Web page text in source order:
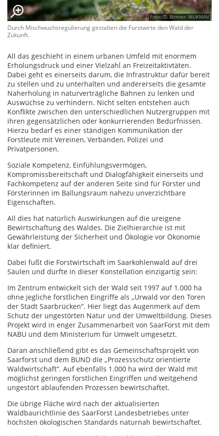
Foto: D. Bittner, MUKMAV
Durch Mischwuchsregulierung gestalten die Forstwirte den Wald der
Zukunft.
All das geschieht in einem urbanen Umfeld mit enormem
Erholungsdruck und einer Vielzahl an Freizeitaktivtäten.
Dabei geht es einerseits darum, die Infrastruktur dafür bereit
zu stellen und zu unterhalten und andererseits die gesamte
Naherholung in naturverträgliche Bahnen zu lenken und
Auswüchse zu verhindern. Nicht selten entstehen auch
Konflikte zwischen den unterschiedlichen Nutzergruppen mit
ihren gegensätzlichen oder konkurrierenden Bedürfnissen.
Hierzu bedarf es einer ständigen Kommunikation der
Forstleute mit Vereinen, Verbänden, Polizei und
Privatpersonen.
Soziale Kompetenz, Einfühlungsvermögen,
Kompromissbereitschaft und Dialogfähigkeit einerseits und
Fachkompetenz auf der anderen Seite sind für Förster und
Försterinnen im Ballungsraum nahezu unverzichtbare
Eigenschaften.
All dies hat natürlich Auswirkungen auf die ureigene
Bewirtschaftung des Waldes. Die Zielhierarchie ist mit
Gewährleistung der Sicherheit und Ökologie vor Ökonomie
klar definiert.
Dabei fußt die Forstwirtschaft im Saarkohlenwald auf drei
Säulen und dürfte in dieser Konstellation einzigartig sein:
Im Zentrum entwickelt sich der Wald seit 1997 auf 1.000 ha
ohne jegliche forstlichen Eingriffe als „Urwald vor den Toren
der Stadt Saarbrücken“. Hier liegt das Augenmerk auf dem
Schutz der ungestörten Natur und der Umweltbildung. Dieses
Projekt wird in enger Zusammenarbeit von SaarForst mit dem
NABU und dem Ministerium für Umwelt umgesetzt.
Daran anschließend gibt es das Gemeinschaftsprojekt von
Saarforst und dem BUND die „Prozessschutz orientierte
Waldwirtschaft“. Auf ebenfalls 1.000 ha wird der Wald mit
möglichst geringen forstlichen Eingriffen und weitgehend
ungestört ablaufenden Prozessen bewirtschaftet.
Die übrige Fläche wird nach der aktualisierten
Waldbaurichtlinie des SaarForst Landesbetriebes unter
höchsten ökologischen Standards naturnah bewirtschaftet.